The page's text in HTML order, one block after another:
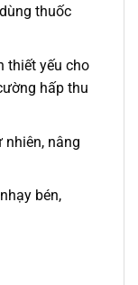
thuốc
thiết yếu cho
hấp thu
nhiên, nâng
bén,